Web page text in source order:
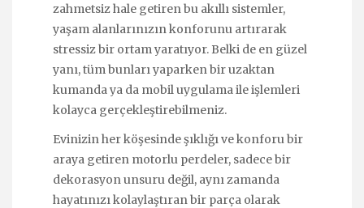
zahmetsiz hale getiren bu akıllı sistemler,
yaşam alanlarınızın konforunu artırarak
stressiz bir ortam yaratıyor. Belki de en güzel
yanı, tüm bunları yaparken bir uzaktan
kumanda ya da mobil uygulama ile işlemleri
kolayca gerçekleştirebilmeniz.
Evinizin her köşesinde şıklığı ve konforu bir
araya getiren motorlu perdeler, sadece bir
dekorasyon unsuru değil, aynı zamanda
hayatınızı kolaylaştıran bir parça olarak